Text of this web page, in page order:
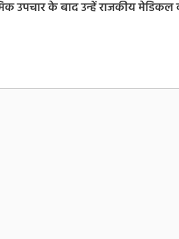
उपचार के बाद उन्हें राजकीय